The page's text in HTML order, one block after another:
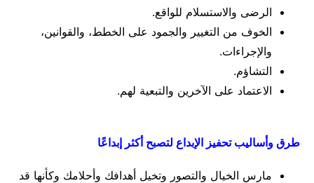
الرضى والاستسلام للواقع.
الخوف من التغيير والجمود على الخطط، والقوانين،
والإجراءات.
التشاؤم.
الاعتماد على الآخرين والتبعية لهم.
طرق وأساليب تحفيز الإبداع لتصبح أكثر إبداعًا
مارس الخيال والتصور وتخيل أهدافك وأحلامك وكأنها قد